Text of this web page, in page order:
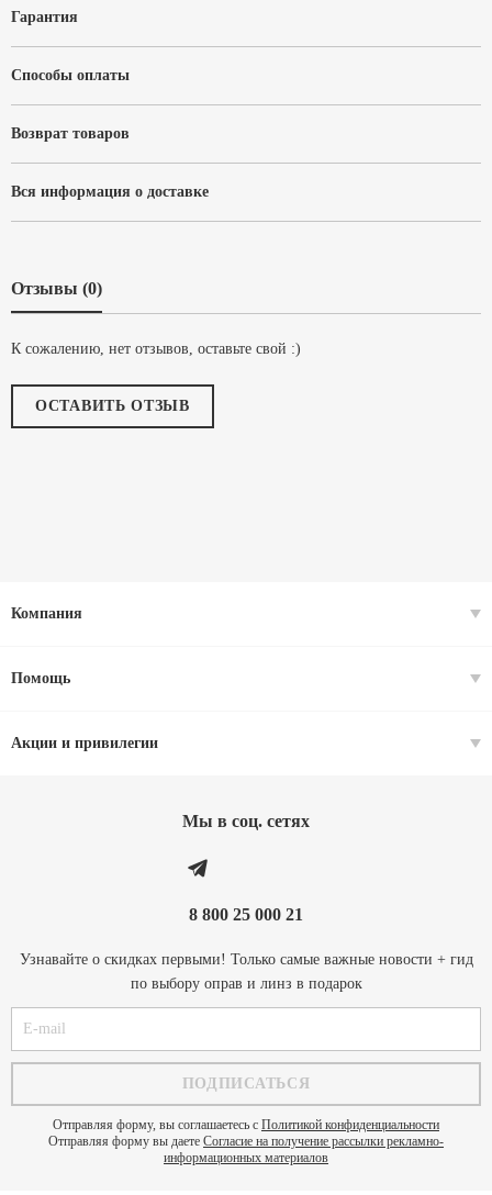
Гарантия
Способы оплаты
Возврат товаров
Вся информация о доставке
Отзывы (0)
К сожалению, нет отзывов, оставьте свой :)
ОСТАВИТЬ ОТЗЫВ
Компания
Помощь
Акции и привилегии
Мы в соц. cетях
8 800 25 000 21
Узнавайте о скидках первыми! Только самые важные новости + гид
по выбору оправ и линз в подарок
Отправляя форму, вы соглашаетесь с Политикой конфиденциальности
Отправляя форму вы даете Согласие на получение рассылки рекламно-
информационных материалов